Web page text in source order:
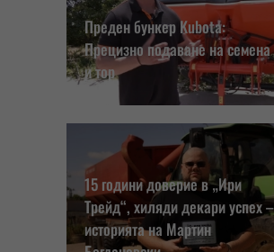
Преден бункер Kubota:
Прецизно подаване на семена
и тор
15 години доверие в „Ири
Трейд“, хиляди декари успех –
историята на Мартин